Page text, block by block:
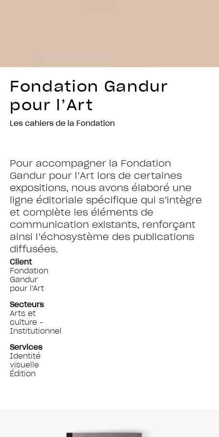
Fondation Gandur
pour l’Art
Les cahiers de la Fondation
Pour accompagner la Fondation
Gandur pour l’Art lors de certaines
expositions, nous avons élaboré une
ligne éditoriale spécifique qui s’intègre
et complète les éléments de
communication existants, renforçant
ainsi l’échosystème des publications
diffusées.
Client
Fondation
Gandur
pour l'Art
Secteurs
Arts et
culture -
Institutionnel
Services
Identité
visuelle
Édition